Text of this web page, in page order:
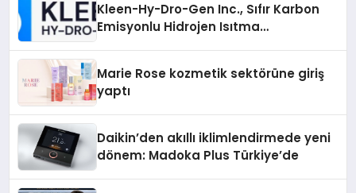
Kleen-Hy-Dro-Gen Inc., Sıfır Karbon
Emisyonlu Hidrojen Isıtma
Marie Rose kozmetik sektörüne giriş
yaptı
Daikin’den akıllı iklimlendirmede yeni
dönem: Madoka Plus Türkiye’de